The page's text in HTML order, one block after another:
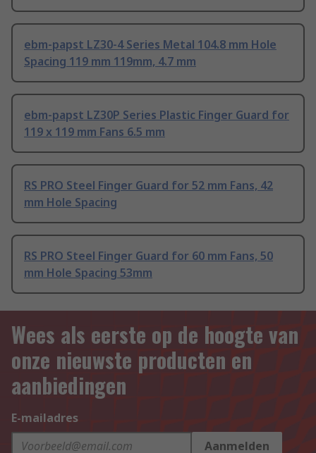
ebm-papst LZ30-4 Series Metal 104.8 mm Hole
Spacing 119 mm 119mm, 4.7 mm
ebm-papst LZ30P Series Plastic Finger Guard for
119 x 119 mm Fans 6.5 mm
RS PRO Steel Finger Guard for 52 mm Fans, 42
mm Hole Spacing
RS PRO Steel Finger Guard for 60 mm Fans, 50
mm Hole Spacing 53mm
Wees als eerste op de hoogte van
onze nieuwste producten en
aanbiedingen
E-mailadres
Aanmelden